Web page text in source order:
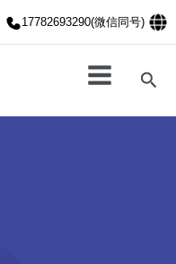
17782693290(微信同号)
搜
索